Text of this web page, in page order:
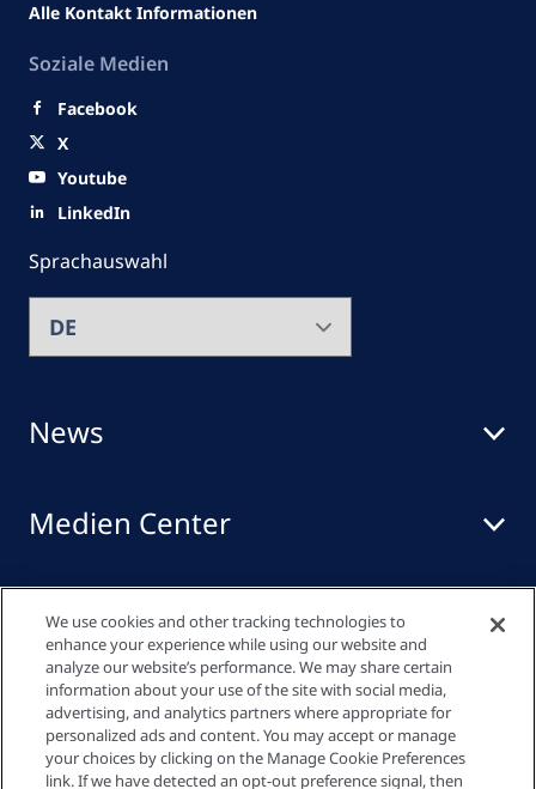
News
Medien Center
Events
Quick links
Alle Kontakt Informationen
Soziale Medien
Facebook
X
Youtube
LinkedIn
Sprachauswahl
We use cookies and other tracking technologies to
enhance your experience while using our website and
analyze our website’s performance. We may share certain
information about your use of the site with social media,
advertising, and analytics partners where appropriate for
personalized ads and content. You may accept or manage
your choices by clicking on the Manage Cookie Preferences
link. If we have detected an opt-out preference signal, then